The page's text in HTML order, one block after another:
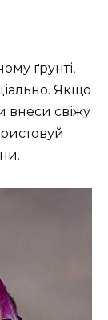
ґрунті,
Якщо
внеси свіжу